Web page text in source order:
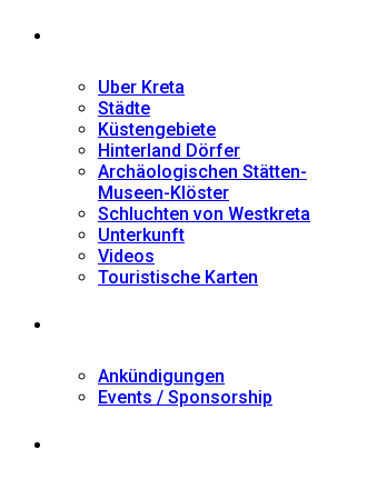
Uber Kreta
Städte
Küstengebiete
Hinterland Dörfer
Archäologischen Stätten-
Museen-Klöster
Schluchten von Westkreta
Unterkunft
Videos
Touristische Karten
Ankündigungen
Events / Sponsorship